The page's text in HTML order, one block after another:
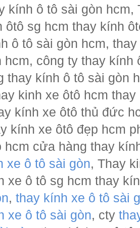
kính ô tô sài gòn hcm,
ôtô sg hcm thay kính
ô tô sài gòn hcm,
hcm, công ty thay
thay kính ô tô sài gòn
kinh xe ôtô hcm
kính xe ôtô thủ đức
kính xe ôtô đẹp hcm
hcm cửa hàng thay
xe ô tô sài gòn, Thay
xe ô tô sg hcm thay
, thay kính xe ô tô sài
xe ô tô sài gòn, cty